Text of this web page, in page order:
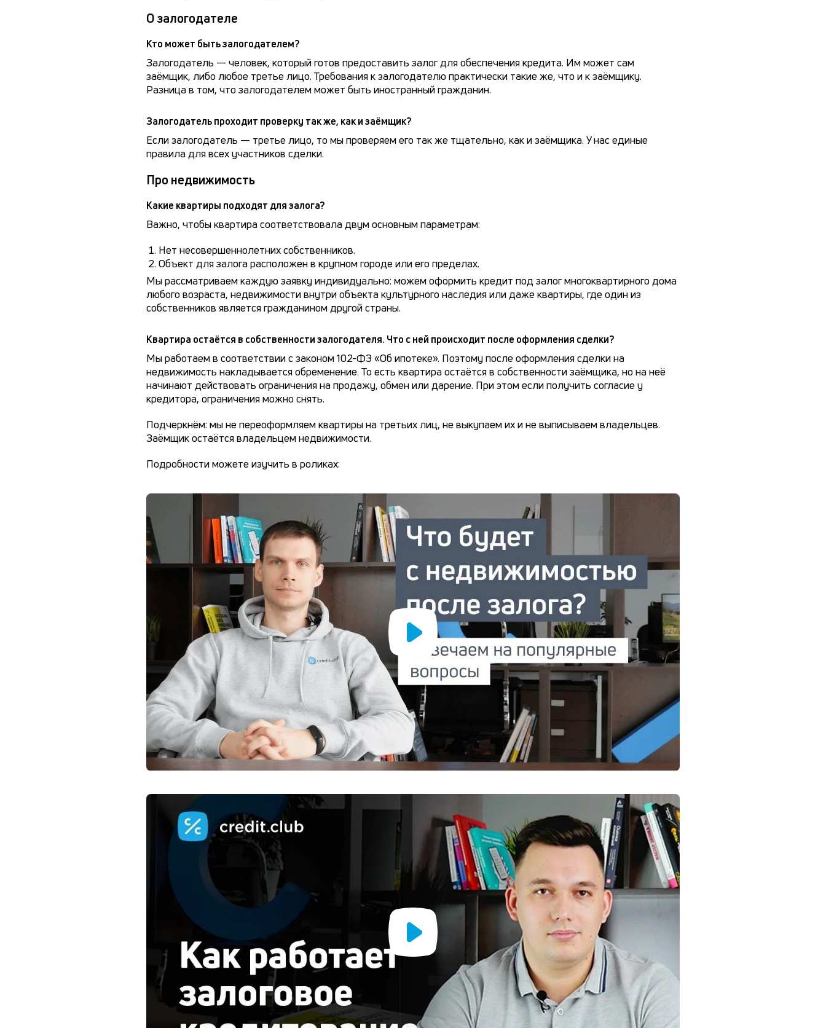
О залогодателе
Кто может быть залогодателем?
Залогодатель — человек, который готов предоставить залог для обеспечения кредита. Им может сам
заёмщик, либо любое третье лицо. Требования к залогодателю практически такие же, что и к заёмщику.
Разница в том, что залогодателем может быть иностранный гражданин.
Залогодатель проходит проверку так же, как и заёмщик?
Если залогодатель — третье лицо, то мы проверяем его так же тщательно, как и заёмщика. У нас единые
правила для всех участников сделки.
Про недвижимость
Какие квартиры подходят для залога?
Важно, чтобы квартира соответствовала двум основным параметрам:
Нет несовершеннолетних собственников.
Объект для залога расположен в крупном городе или его пределах.
Мы рассматриваем каждую заявку индивидуально: можем оформить кредит под залог многоквартирного дома
любого возраста, недвижимости внутри объекта культурного наследия или даже квартиры, где один из
собственников является гражданином другой страны.
Квартира остаётся в собственности залогодателя. Что с ней происходит после оформления сделки?
Мы работаем в соответствии с законом 102-ФЗ «Об ипотеке». Поэтому после оформления сделки на
недвижимость накладывается обременение. То есть квартира остаётся в собственности заёмщика, но на неё
начинают действовать ограничения на продажу, обмен или дарение. При этом если получить согласие у
кредитора, ограничения можно снять.
Подчеркнём: мы не переоформляем квартиры на третьих лиц, не выкупаем их и не выписываем владельцев.
Заёмщик остаётся владельцем недвижимости.
Подробности можете изучить в роликах: